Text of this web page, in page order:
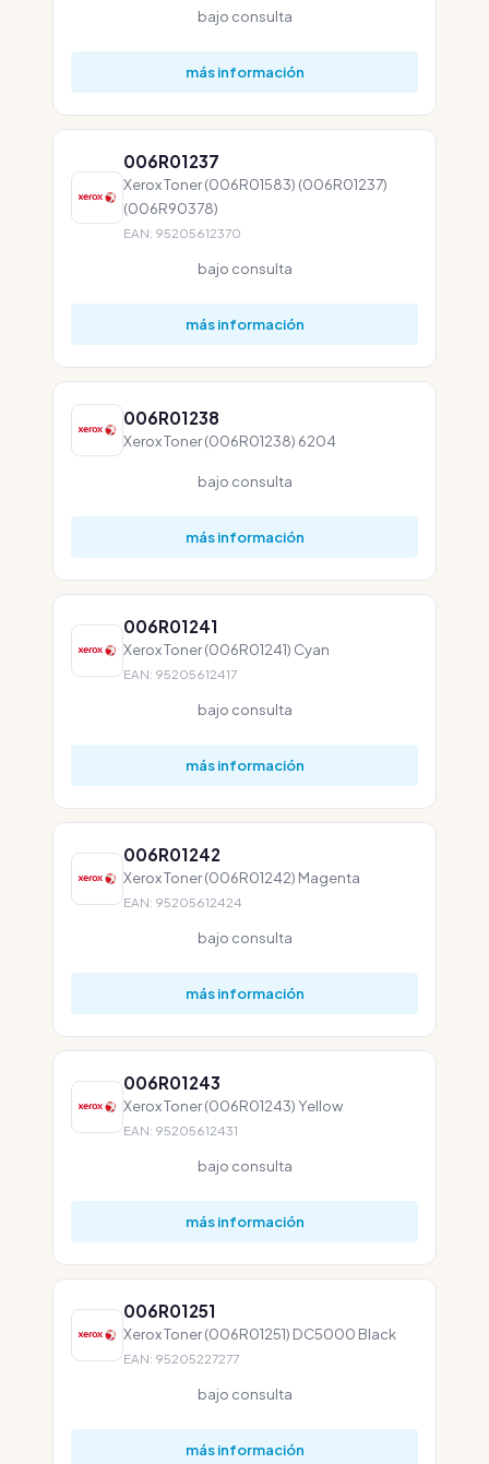
bajo consulta
más información
006R01237
Xerox Toner (006R01583) (006R01237)
(006R90378)
EAN: 95205612370
bajo consulta
más información
006R01238
Xerox Toner (006R01238) 6204
bajo consulta
más información
006R01241
Xerox Toner (006R01241) Cyan
EAN: 95205612417
bajo consulta
más información
006R01242
Xerox Toner (006R01242) Magenta
EAN: 95205612424
bajo consulta
más información
006R01243
Xerox Toner (006R01243) Yellow
EAN: 95205612431
bajo consulta
más información
006R01251
Xerox Toner (006R01251) DC5000 Black
EAN: 95205227277
bajo consulta
más información